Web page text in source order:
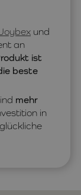
und
an
ist
beste
mehr
in